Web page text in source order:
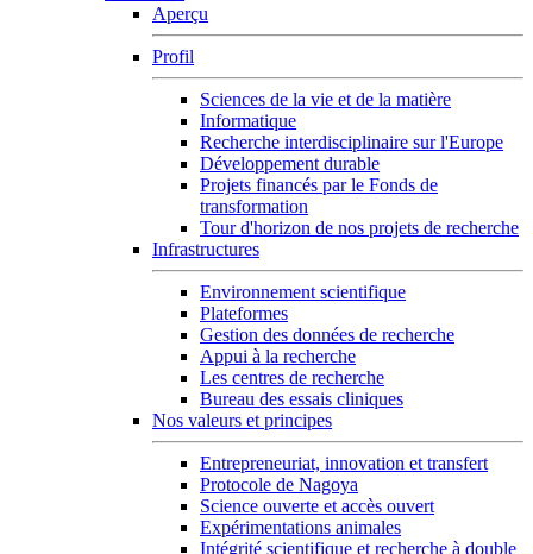
Aperçu
Profil
Sciences de la vie et de la matière
Informatique
Recherche interdisciplinaire sur l'Europe
Développement durable
Projets financés par le Fonds de
transformation
Tour d'horizon de nos projets de recherche
Infrastructures
Environnement scientifique
Plateformes
Gestion des données de recherche
Appui à la recherche
Les centres de recherche
Bureau des essais cliniques
Nos valeurs et principes
Entrepreneuriat, innovation et transfert
Protocole de Nagoya
Science ouverte et accès ouvert
Expérimentations animales
Intégrité scientifique et recherche à double